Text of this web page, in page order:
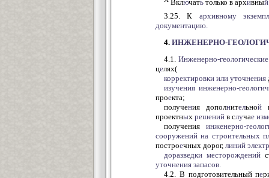
Включать только в архивный
3.25. К архивному
документацию.
4. ИНЖЕНЕРНО-
4.1. Инженерно-геологические
целях(
корректировки или уточнения
изучения инженерно-
проекта;
получения дополнительной
проектных решений в случае
получения инженерно-
сооружений на строительных
построечных дорог, линий
доразведки месторождений
уточнения запасов.
4.2. В подготовительный пе